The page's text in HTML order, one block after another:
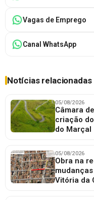
Vagas de Emprego
Canal WhatsApp
Notícias relacionadas
05/08/2026
Câmara
criação
do Marçal
05/08/2026
Obra na
Vitória da